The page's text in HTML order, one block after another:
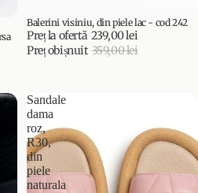
PROMOȚIE
Balerini visiniu, din piele lac - cod 242
Preț la ofertă 239,00 lei
Preț obișnuit 359,00 lei
Sandale
dama
roz,
R30,
din
piele
naturala